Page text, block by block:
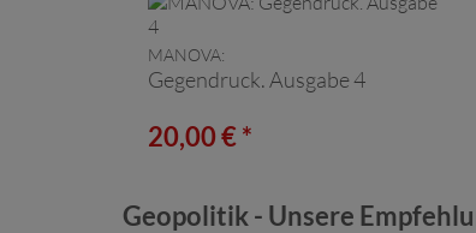
MANOVA:
Gegendruck. Ausgabe 4
20,00 € *
Geopolitik - Unsere